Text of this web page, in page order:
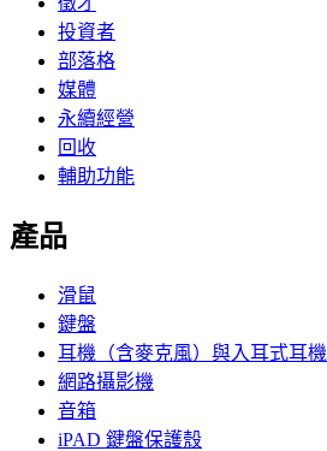
投資者
部落格
媒體
永續經營
回收
輔助功能
產品
滑鼠
鍵盤
耳機（含麥克風）與入耳式耳機
網路攝影機
音箱
iPAD 鍵盤保護殼